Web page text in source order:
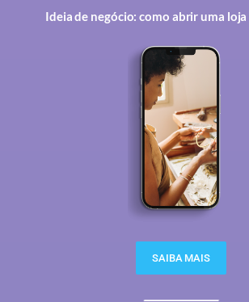
Ideia de negócio: como abrir uma
SAIBA MAIS